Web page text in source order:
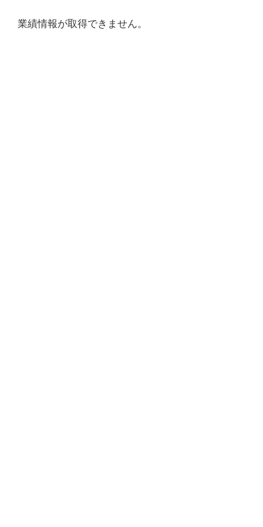
業績情報が取得できません。